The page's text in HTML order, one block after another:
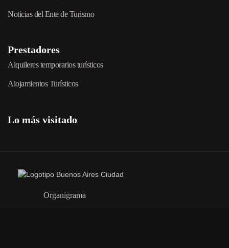
Noticias del Ente de Turismo
Prestadores
Alquileres temporarios turísticos
Alojamientos Turísticos
Lo más visitado
Organigrama